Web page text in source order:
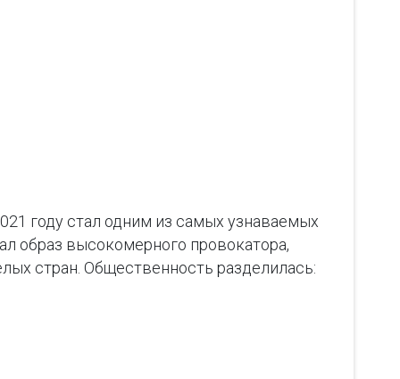
году стал одним из самых узнаваемых
образ высокомерного провокатора,
стран. Общественность разделилась: